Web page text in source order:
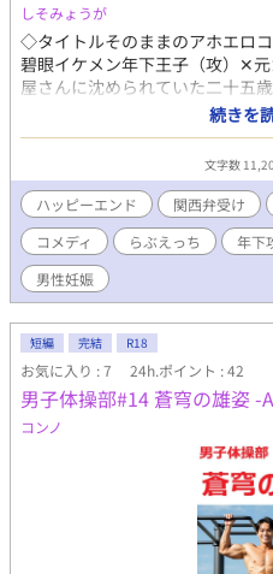
しそみょうが
◇タイトルそのままのアホエロ
碧眼イケメン年下王子（攻）✕
屋さんに沈められていた二十五
（受）◇ファンタジー関西弁ご
◇エロは１万字中３千字弱です
続きを
文字数
ハッピーエンド 関西弁受け
コメディ
らぶえっち 年下
男性妊娠
短編 完結 R18
お気に入り : 7 24h.ポイント : 42
男子体操部#14 蒼穹の雄姿
コンノ